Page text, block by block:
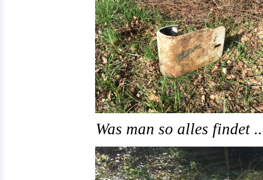
Was man so alles findet